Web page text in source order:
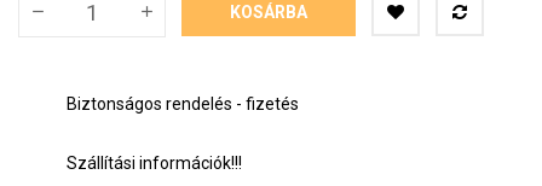
KOSÁRBA
Biztonságos rendelés - fizetés
Szállítási információk!!!